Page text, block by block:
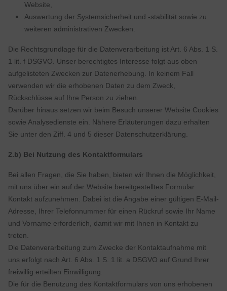
Website,
Auswertung der Systemsicherheit und -stabilität sowie zu
weiteren administrativen Zwecken.
Die Rechtsgrundlage für die Datenverarbeitung ist Art. 6 Abs. 1 S.
1 lit. f DSGVO. Unser berechtigtes Interesse folgt aus oben
aufgelisteten Zwecken zur Datenerhebung. In keinem Fall
verwenden wir die erhobenen Daten zu dem Zweck,
Rückschlüsse auf Ihre Person zu ziehen.
Darüber hinaus setzen wir beim Besuch unserer Website Cookies
sowie Analysedienste ein. Nähere Erläuterungen dazu erhalten
Sie unter den Ziff. 4 und 5 dieser Datenschutzerklärung.
2.b) Bei Nutzung des Kontaktformulars
Bei allen Fragen, die Sie haben, bieten wir Ihnen die Möglichkeit,
mit uns über ein auf der Website bereitgestelltes Formular
Kontakt aufzunehmen. Dabei ist die Angabe einer gültigen E-Mail-
Adresse, Ihrer Telefonnummer für einen Rückruf sowie Ihr Name
und Vorname erforderlich, damit wir mit Ihnen in Kontakt zu
treten.
Die Datenverarbeitung zum Zwecke der Kontaktaufnahme mit
uns erfolgt nach Art. 6 Abs. 1 S. 1 lit. a DSGVO auf Grund Ihrer
freiwillig erteilten Einwilligung.
Die für die Benutzung des Kontaktformulars von uns erhobenen